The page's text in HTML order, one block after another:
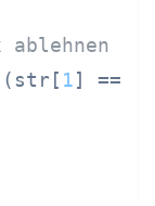
(str[ 1] ==